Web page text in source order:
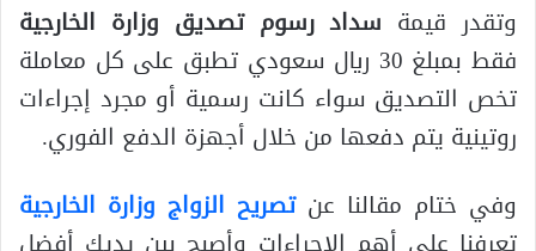
وتقدر قيمة سداد رسوم تصديق وزارة الخارجية
فقط بمبلغ 30 ريال سعودي تطبق على كل معاملة
تخص التصديق سواء كانت رسمية أو مجرد إجراءات
روتينية يتم دفعها من خلال أجهزة الدفع الفوري.
وفي ختام مقالنا عنتصريح الزواج وزارة الخارجية